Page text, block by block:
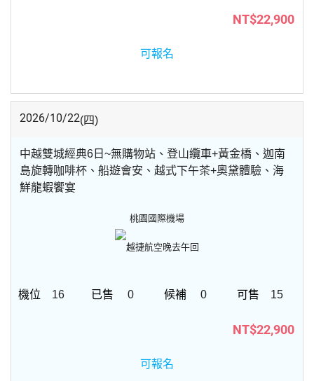
NT$22,900
可報名
2026/10/22(四)
中越雙城經典6日~無購物站、登山纜車+黃金橋、迦南
島旋轉咖啡杯、船遊會安、越式下午茶+奧黛體驗、海
鮮龍蝦饗宴
桃園國際機場
越捷航空晚去午回
16 0 0 15
NT$22,900
可報名